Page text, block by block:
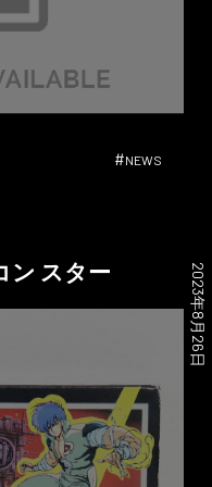
#NEWS
ン スター
2023年8月26日